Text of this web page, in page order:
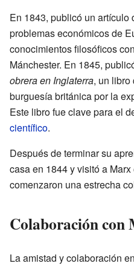
En 1843, publicó un
problemas económicos de
conocimientos filosóficos
Mánchester. En 1845,
obrera en Inglaterra, un libro
burguesía británica por la
Este libro fue clave para el
científico.
Después de terminar su
casa en 1844 y visitó a
comenzaron una estrecha
Colaboración con
La amistad y colaboración